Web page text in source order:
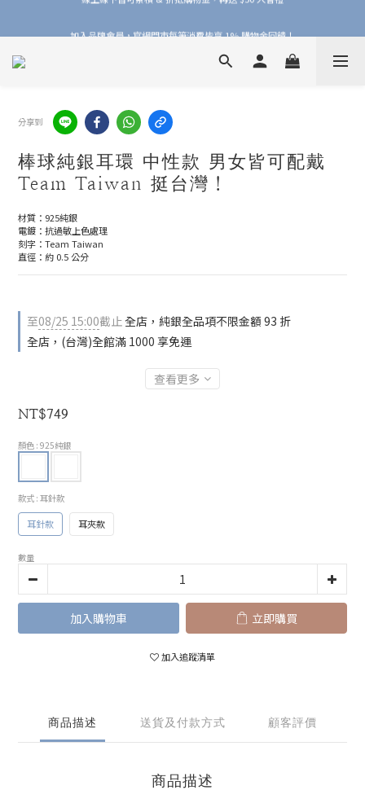
線上線下皆可累積 & 折抵購物金，再送 $50 入會禮
分享到
棒球純銀耳環 中性款 男女皆可配戴
Team Taiwan 挺台灣！
材質：925純銀
電鍍：抗過敏上色處理
刻字：Team Taiwan
直徑：約 0.5 公分
至08/25 15:00截止全店，純銀全品項不限金額 93 折
全店，(台灣)全館滿 1000 享免運
查看更多
NT$749
顏色 : 925純銀
款式 : 耳針款
耳針款 耳夾款
數量
加入購物車 立即購買
加入追蹤清單
商品描述 送貨及付款方式 顧客評價
商品描述